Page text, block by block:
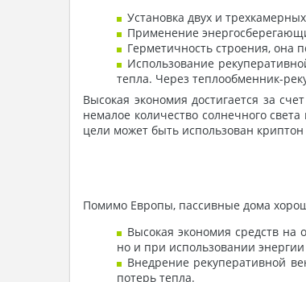
Установка двух и
Применение
Герметичность строения, она
Использование
тепла. Через теплообменник-
Высокая экономия достигается за
немалое количество солнечного
цели может быть использован
Помимо Европы, пассивные дома
Высокая экономия средств на
но и при использовании
Внедрение рекуперативной
потерь тепла.